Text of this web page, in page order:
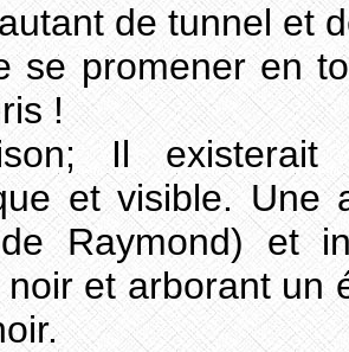
de tunnel et
se promener en
!
Il
et visible. Une
Raymond) et
et arborant un